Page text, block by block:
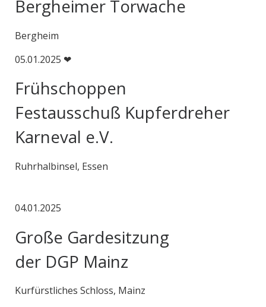
Bergheimer Torwache
Bergheim
05.01.2025 ❤
Frühschoppen
Festausschuß Kupferdreher
Karneval e.V.
Ruhrhalbinsel, Essen
04.01.2025
Große Gardesitzung
der DGP Mainz
Kurfürstliches Schloss, Mainz